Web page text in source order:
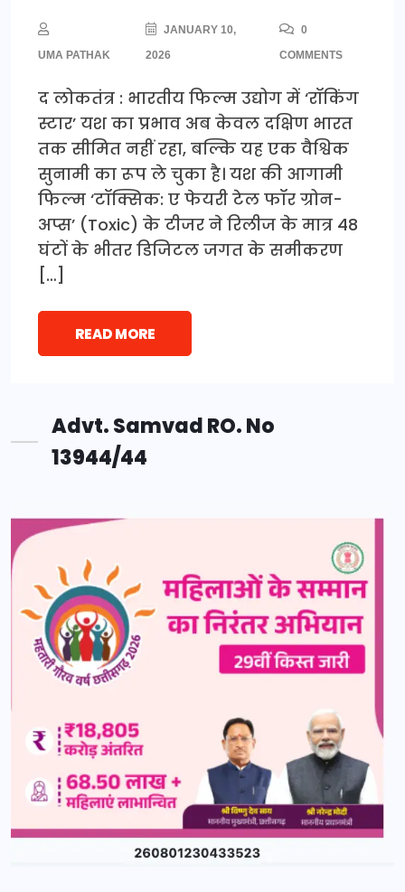
UMA PATHAK
JANUARY 10,
2026
0
COMMENTS
द लोकतंत्र : भारतीय फिल्म उद्योग में ‘रॉकिंग
स्टार’ यश का प्रभाव अब केवल दक्षिण भारत
तक सीमित नहीं रहा, बल्कि यह एक वैश्विक
सुनामी का रूप ले चुका है। यश की आगामी
फिल्म ‘टॉक्सिक: ए फेयरी टेल फॉर ग्रोन-
अप्स’ (Toxic) के टीजर ने रिलीज के मात्र 48
घंटों के भीतर डिजिटल जगत के समीकरण
[…]
READ MORE
Advt. Samvad RO. No
13944/44